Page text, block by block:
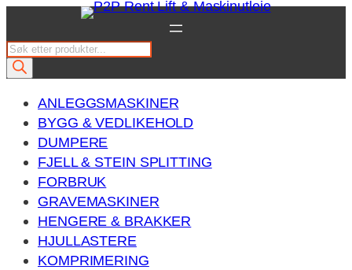
innhold
P
ANLEGGSMASKINER
BYGG & VEDLIKEHOLD
DUMPERE
FJELL & STEIN SPLITTING
FORBRUK
GRAVEMASKINER
HENGERE & BRAKKER
HJULLASTERE
KOMPRIMERING